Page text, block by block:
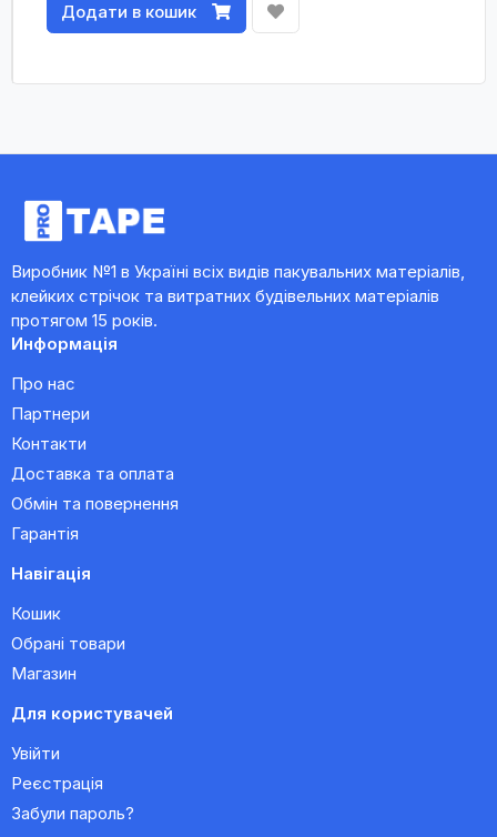
Додати в кошик
Виробник №1 в Україні всіх видів пакувальних матеріалів,
клейких стрічок та витратних будівельних матеріалів
протягом 15 років.
Информація
Про нас
Партнери
Контакти
Доставка та оплата
Обмін та повернення
Гарантія
Навігація
Кошик
Обрані товари
Магазин
Для користувачей
Увійти
Реєстрація
Забули пароль?